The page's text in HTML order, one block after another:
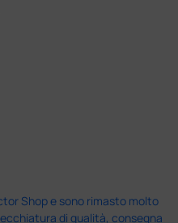
Shop e sono rimasto molto
di qualità, consegna